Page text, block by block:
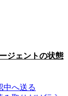
ジェントの状態
中へ送る